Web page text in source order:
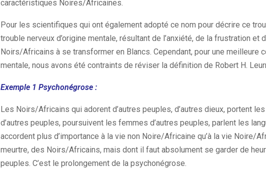
caractéristiques Noires/Africaines.
Pour les scientifiques qui ont également adopté ce nom pour décrire ce
trouble nerveux d’origine mentale, résultant de l’anxiété, de la frustration et
Noirs/Africains à se transformer en Blancs. Cependant, pour une meilleure
mentale, nous avons été contraints de réviser la définition de Robert H.
Exemple 1 Psychonégrose :
Les Noirs/Africains qui adorent d’autres peuples, d’autres dieux, portent
d’autres peuples, poursuivent les femmes d’autres peuples, parlent les
accordent plus d’importance à la vie non Noire/Africaine qu’à la vie Noire/
meurtre, des Noirs/Africains, mais dont il faut absolument se garder de
peuples. C’est le prolongement de la psychonégrose.